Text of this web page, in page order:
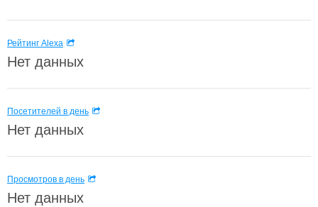
Рейтинг Alexa
Нет данных
Посетителей в день
Нет данных
Просмотров в день
Нет данных